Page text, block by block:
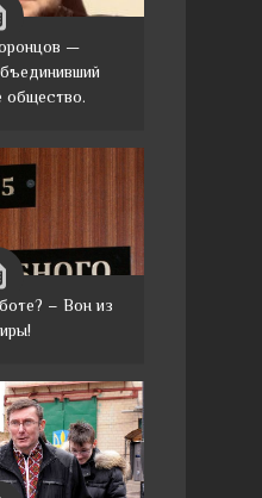
—
общество.
– Вон из